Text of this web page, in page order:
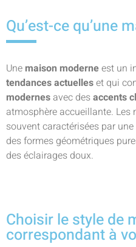
Qu’est-ce qu’une
Une maison moderneest un
tendances actuelleset qui
modernes avec desaccents
atmosphère accueillante.
souvent caractérisées par
des formes géométriques
des éclairages doux.
Choisir le style de
correspondant à